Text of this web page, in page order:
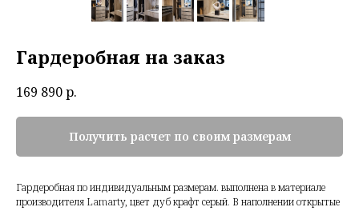
Гардеробная на заказ
169 890р.
Получить расчет по своим размерам
Гардеробная по индивидуальным размерам. выполнена в материале
производителя Lamarty, цвет дуб крафт серый. В наполнении открытые